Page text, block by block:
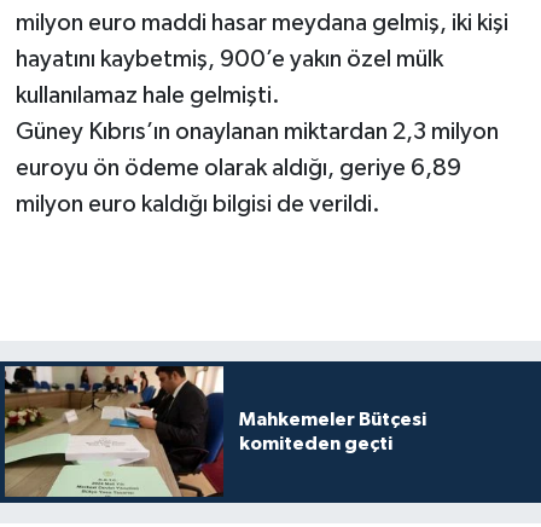
milyon euro maddi hasar meydana gelmiş, iki kişi
hayatını kaybetmiş, 900’e yakın özel mülk
kullanılamaz hale gelmişti.
Güney Kıbrıs’ın onaylanan miktardan 2,3 milyon
euroyu ön ödeme olarak aldığı, geriye 6,89
milyon euro kaldığı bilgisi de verildi.
Mahkemeler Bütçesi
komiteden geçti